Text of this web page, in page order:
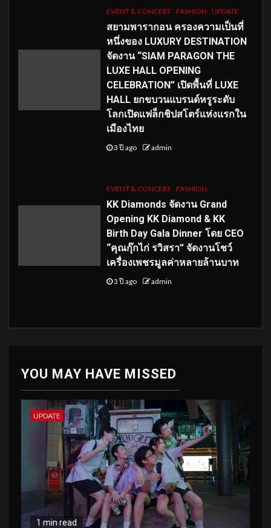
EVENT & CONCERT FASHION UPDATE
สยามพารากอน ครองความเป็นที่
หนึ่งของ LUXURY DESTINATION
จัดงาน “SIAM PARAGON THE
LUXE HALL OPENING
CELEBRATION” เปิดพื้นที่ LUXE
HALL ยกขบวนแบรนด์หรูระดับ
โลกเปิดแฟล็กชิปสโตร์แห่งแรกใน
เมืองไทย
3 ปี ago admin
EVENT & CONCERT FASHION
KK Diamonds จัดงาน Grand
Opening KK Diamond & KK
Birth Day Gala Dinner โดย CEO
“คุณกุ๊กไก่ รวิสรา” จัดงานโชว์
เครื่องเพชรมูลค่าหลายล้านบาท
3 ปี ago admin
YOU MAY HAVE MISSED
UPDATE
1 min read